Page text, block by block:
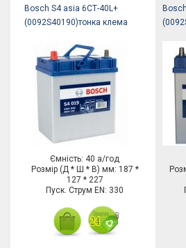
Bosch S4 asia 6СТ-40L+
(0092S40190)тонка клема
Ємність: 40 а/год
Розмір (Д * Ш * В) мм: 187 *
127 * 227
Пуск. Струм EN: 330